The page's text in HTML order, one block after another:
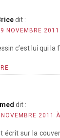
dit :
NOVEMBRE
c’est lui qui la
dit :
2011
écrit sur la